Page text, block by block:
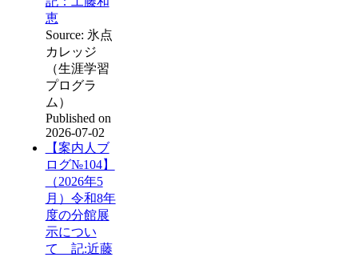
恵
Source: 氷点
カレッジ
（生涯学習
プログラ
ム）
Published on
2026-07-02
【案内人ブ
ログ№104】
（2026年5
月）令和8年
度の分館展
示につい
て 記:近藤